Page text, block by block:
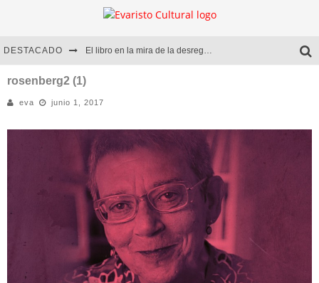
DESTACADO El libro en la mira de la desregulación
Marcelo Rubio | El llovedor
Diego Meret | Hotel Acapulco
rosenberg2 (1)
eva junio 1, 2017